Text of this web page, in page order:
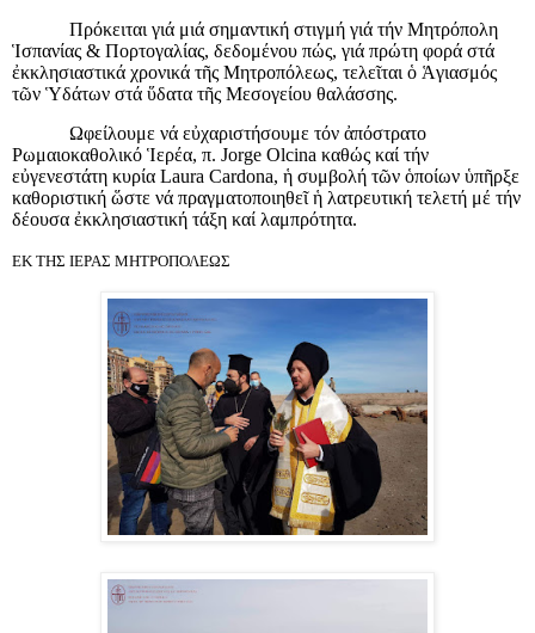
Πρόκειται γιά μιά σημαντική στιγμή γιά τήν Μητρόπολη
Ἱσπανίας & Πορτογαλίας, δεδομένου πώς, γιά πρώτη φορά στά
ἐκκλησιαστικά χρονικά τῆς Μητροπόλεως, τελεῖται ὁ Ἁγιασμός
τῶν Ὑδάτων στά ὕδατα τῆς Μεσογείου θαλάσσης.
Ωφείλουμε νά εὐχαριστήσουμε τόν ἀπόστρατο
Ρωμαιοκαθολικό Ἱερέα, π. Jorge Olcina καθώς καί τήν
εὐγενεστάτη κυρία Laura Cardona, ἡ συμβολή τῶν ὁποίων ὑπῆρξε
καθοριστική ὥστε νά πραγματοποιηθεῖ ἡ λατρευτική τελετή μέ τήν
δέουσα ἐκκλησιαστική τάξη καί λαμπρότητα.
ΕΚ ΤΗΣ ΙΕΡΑΣ ΜΗΤΡΟΠΟΛΕΩΣ